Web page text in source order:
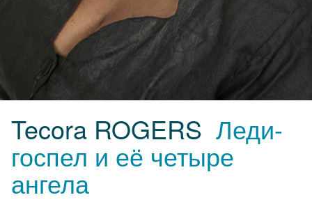
Tecora ROGERS Леди-
госпел и её четыре
ангела